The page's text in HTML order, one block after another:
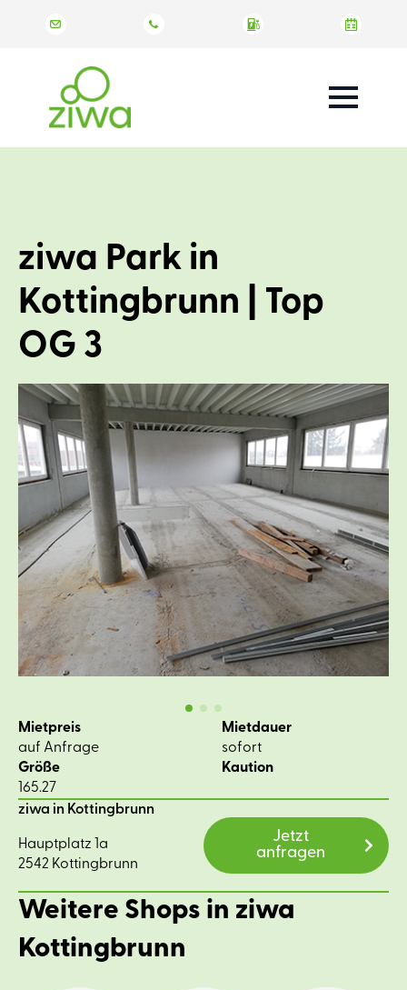
ziwa Park in
Kottingbrunn | Top
OG 3
Mietpreis
auf Anfrage
Mietdauer
sofort
Größe
165.27
Kaution
ziwa in Kottingbrunn
Hauptplatz 1a
2542 Kottingbrunn
Jetzt
anfragen
Weitere Shops in ziwa
Kottingbrunn